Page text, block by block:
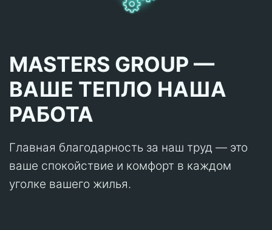
MASTERS GROUP —
ВАШЕ ТЕПЛО НАША
РАБОТА
Главная благодарность за наш труд — это
ваше спокойствие и комфорт в каждом
уголке вашего жилья.